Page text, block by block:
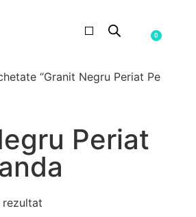
0
“Granit Negru Periat Pe
Periat
rezultat